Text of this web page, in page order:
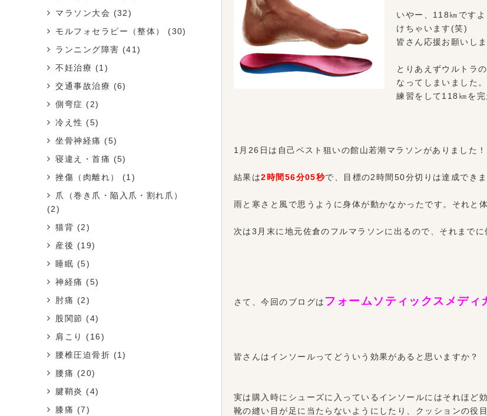
いやー、118㎞です
けちゃいます(笑)
皆さん応援お願いし
とりあえずウルトラ
なってしまいました
練習をして118㎞を完
1月26日は自己ベスト狙いの館山若潮マラソンがありました！
結果は2時間56分05秒で、目標の2時間50分切りは達成でき
雨と寒さと風で思うように身体が動かなかったです。それと
次は3月末に地元佐倉のフルマラソンに出るので、それまでに
さて、今回のブログは フォームソティックスメディ
皆さんはインソールってどういう効果があると思いますか？
実は購入時にシューズに入っているインソールにはそれほど
靴の縫い目が足に当たらないようにしたり、クッションの役
マラソン大会 (32)
モルフォセラピー（整体）
(30)
ランニング障害 (41)
不妊治療 (1)
交通事故治療 (6)
側弯症 (2)
冷え性 (5)
坐骨神経痛 (5)
寝違え・首痛 (5)
挫傷（肉離れ）
(1)
爪（巻き爪・陥入爪・割れ爪）
(2)
猫背 (2)
産後 (19)
睡眠 (5)
神経痛 (5)
肘痛 (2)
股関節 (4)
肩こり
(16)
腰椎圧迫骨折 (1)
腰痛 (20)
腱鞘炎 (4)
膝痛 (7)